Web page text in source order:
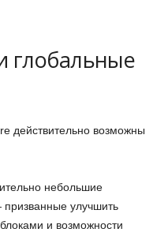
глобальные
действительно возможны
небольшие
улучшить
и возможности